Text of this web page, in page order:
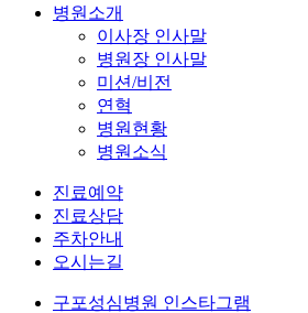
병원소개
이사장 인사말
병원장 인사말
미션/비전
연혁
병원현황
병원소식
진료예약
진료상담
주차안내
오시는길
구포성심병원 인스타그램